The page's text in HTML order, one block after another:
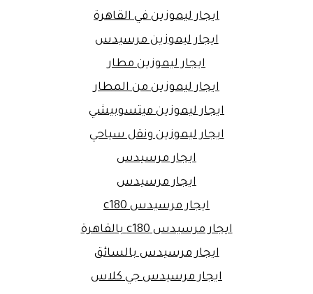
ايجار ليموزين في القاهرة
ايجار ليموزين مرسيدس
ايجار ليموزين مطار
ايجار ليموزين من المطار
ايجار ليموزين ميتسوبيشي
ايجار ليموزين ونقل سياحي
ايجار مرسيدس
ايجار مرسيدس
ايجار مرسيدس c180
ايجار مرسيدس c180 بالقاهرة
ايجار مرسيدس بالسائق
ايجار مرسيدس جي كلاس